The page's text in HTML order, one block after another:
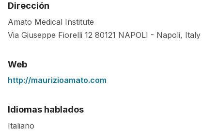
Dirección
Amato Medical Institute
Via Giuseppe Fiorelli 12 80121 NAPOLI - Napoli, Italy
Web
http://maurizioamato.com
Idiomas hablados
Italiano